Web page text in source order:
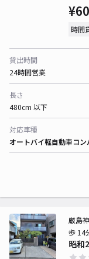
時間
貸出時間
24時間営業
長さ
480cm 以下
対応車種
オートバイ軽自動車コ
昭和
厳島
歩 14